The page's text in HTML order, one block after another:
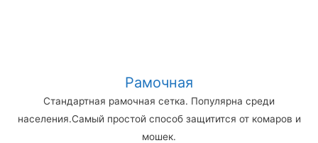
Рамочная
Стандартная рамочная сетка. Популярна среди
населения.Самый простой способ защитится от комаров и
мошек.